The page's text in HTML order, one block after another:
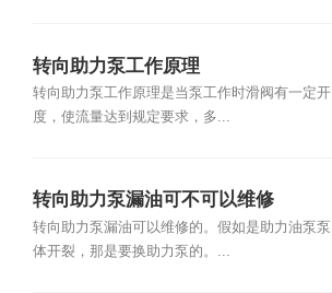
转向助力泵工作原理
转向助力泵工作原理是当泵工作时滑阀有一定开
度，使流量达到规定要求，多...
转向助力泵漏油可不可以维修
转向助力泵漏油可以维修的。假如是助力油泵泵
体开裂，那是要换助力泵的。...